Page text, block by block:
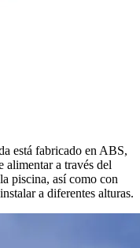
está fabricado en ABS,
alimentar a través del
piscina, así como con
a diferentes alturas.